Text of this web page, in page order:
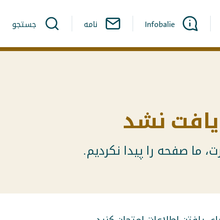
Infobalie نامه جستجو
نشد
ما صفحه را پیدا نکردیم.